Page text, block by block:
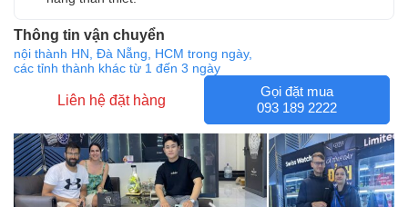
Thông tin vận chuyển
nội thành HN, Đà Nẵng, HCM trong ngày,
các tỉnh thành khác từ 1 đến 3 ngày
Liên hệ đặt hàng
Gọi đặt mua
093 189 2222